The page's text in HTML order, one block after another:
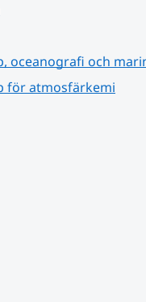
oceanografi och
för atmosfärkemi